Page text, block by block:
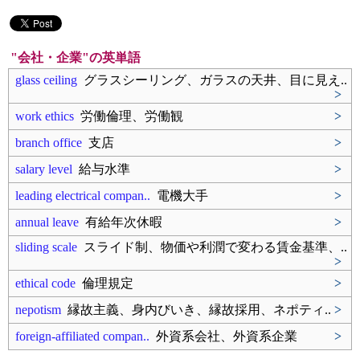
"会社・企業"の英単語
glass ceiling グラスシーリング、ガラスの天井、目に見え..
>
work ethics 労働倫理、労働観
>
branch office 支店
>
salary level 給与水準
>
leading electrical compan.. 電機大手
>
annual leave 有給年次休暇
>
sliding scale スライド制、物価や利潤で変わる賃金基準、..
>
ethical code 倫理規定
>
nepotism 縁故主義、身内びいき、縁故採用、ネポティ.. >
foreign-affiliated compan.. 外資系会社、外資系企業
>